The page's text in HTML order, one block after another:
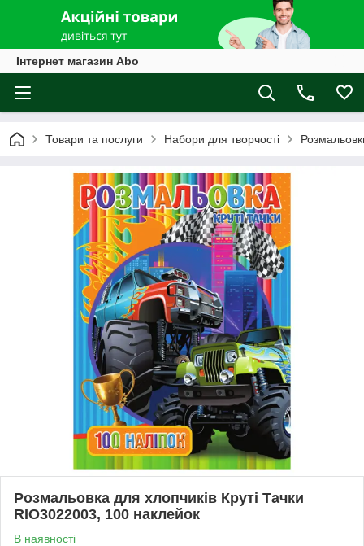
Інтернет магазин Abo
Товари та послуги Набори для творчості
Розмальовка для хлопчиків Круті Тачки
RIO3022003, 100 наклейок
В наявності